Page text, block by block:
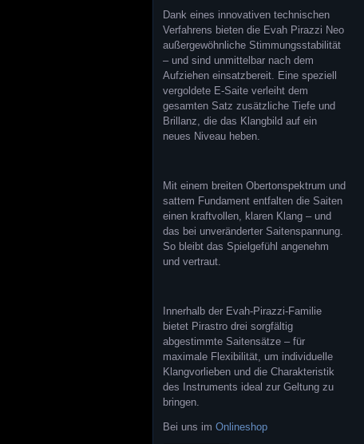
Dank eines innovativen technischen
Verfahrens bieten die Evah Pirazzi Neo
außergewöhnliche Stimmungsstabilität
– und sind unmittelbar nach dem
Aufziehen einsatzbereit. Eine speziell
vergoldete E-Saite verleiht dem
gesamten Satz zusätzliche Tiefe und
Brillanz, die das Klangbild auf ein
neues Niveau heben.
Mit einem breiten Obertonspektrum und
sattem Fundament entfalten die Saiten
einen kraftvollen, klaren Klang – und
das bei unveränderter Saitenspannung.
So bleibt das Spielgefühl angenehm
und vertraut.
Innerhalb der Evah-Pirazzi-Familie
bietet Pirastro drei sorgfältig
abgestimmte Saitensätze – für
maximale Flexibilität, um individuelle
Klangvorlieben und die Charakteristik
des Instruments ideal zur Geltung zu
bringen.
Bei uns imOnlineshop